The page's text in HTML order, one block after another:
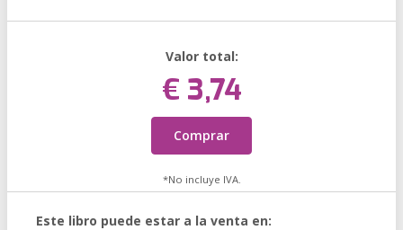
Valor total:
€ 3,74
Comprar
*No incluye IVA.
Este libro puede estar a la venta en: